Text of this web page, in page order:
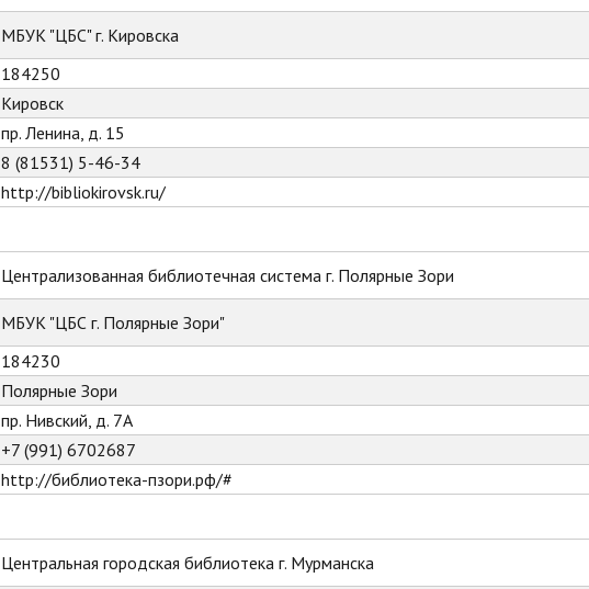
МБУК "ЦБС" г. Кировска
184250
Кировск
пр. Ленина, д. 15
8 (81531) 5-46-34
http://bibliokirovsk.ru/
Централизованная библиотечная система г. Полярные Зори
МБУК "ЦБС г. Полярные Зори"
184230
Полярные Зори
пр. Нивский, д. 7А
+7 (991) 6702687
http://библиотека-пзори.рф/#
Центральная городская библиотека г. Мурманска